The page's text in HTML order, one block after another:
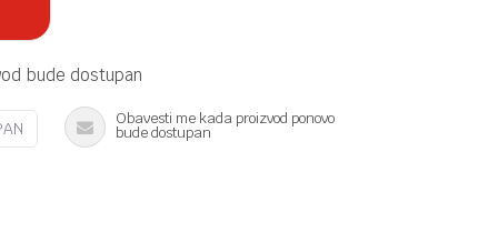
bude dostupan
Obavesti me kada proizvod ponovo
bude dostupan